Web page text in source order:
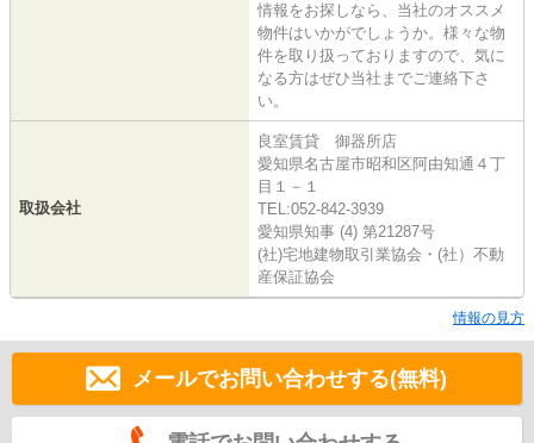
情報をお探しなら、当社のオススメ
物件はいかがでしょうか。様々な物
件を取り扱っておりますので、気に
なる方はぜひ当社までご連絡下さ
い。
取扱会社
良室賃貸 御器所店
愛知県名古屋市昭和区阿由知通４丁
目１－１
TEL:052-842-3939
愛知県知事 (4) 第21287号
(社)宅地建物取引業協会・(社）不動
産保証協会
情報の見方
メールでお問い合わせする(無料)